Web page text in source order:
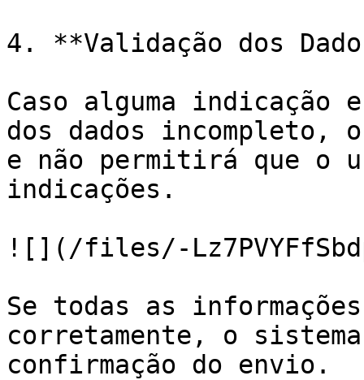
4. **Validação dos
Caso alguma indicação
dos dados incompleto,
e não permitirá que o
indicações.
![](/files/-
Se todas as
corretamente, o sistema
confirmação do envio.